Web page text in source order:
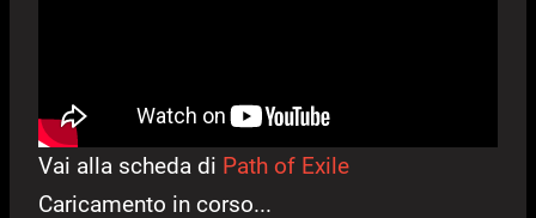
Vai alla scheda di Path of Exile
Caricamento in corso...